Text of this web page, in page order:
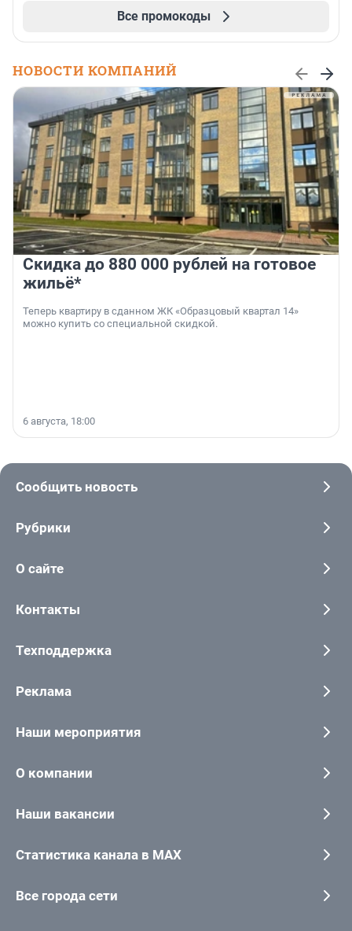
Все промокоды
НОВОСТИ КОМПАНИЙ
Скидка до 880 000 рублей на готовое
жильё*
Теперь квартиру в сданном ЖК «Образцовый квартал 14»
можно купить со специальной скидкой.
6 августа, 18:00
Сообщить новость
Рубрики
О сайте
Контакты
Техподдержка
Реклама
Наши мероприятия
О компании
Наши вакансии
Статистика канала в MAX
Все города сети